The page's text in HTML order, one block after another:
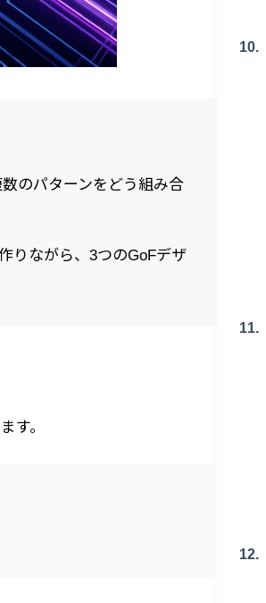
のパターンをどう組み合
りながら、3つのGoFデザ
す。